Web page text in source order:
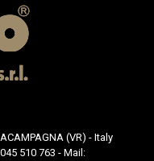
(VR) - Italy
510 763 - Mail: